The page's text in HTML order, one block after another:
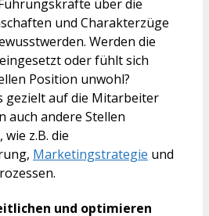
über die
und Charakterzüge
Werden die
oder fühlt sich
Position unwohl?
gezielt auf die Mitarbeiter
auch andere Stellen
z.B. die
Marketingstrategie und
und optimieren